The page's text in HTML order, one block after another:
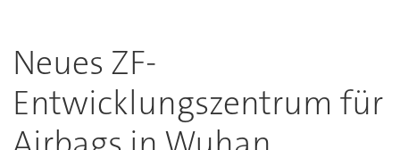
Neues ZF-
Entwicklungszentrum für